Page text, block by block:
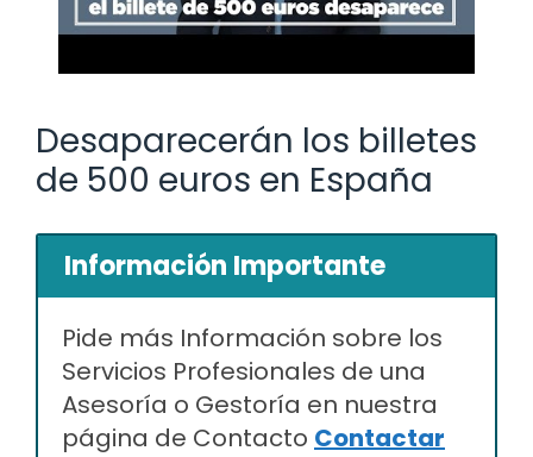
Desaparecerán los billetes
de 500 euros en España
Información Importante
Pide más Información sobre los
Servicios Profesionales de una
Asesoría o Gestoría en nuestra
página de Contacto Contactar